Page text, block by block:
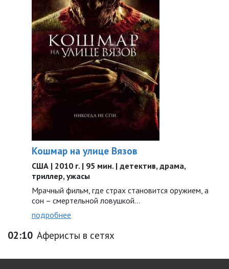
Кошмар на улице Вязов
США | 2010 г. | 95 мин. | детектив, драма,
триллер, ужасы
Мрачный фильм, где страх становится оружием, а
сон – смертельной ловушкой…
подробнее
02:10 Аферисты в сетях